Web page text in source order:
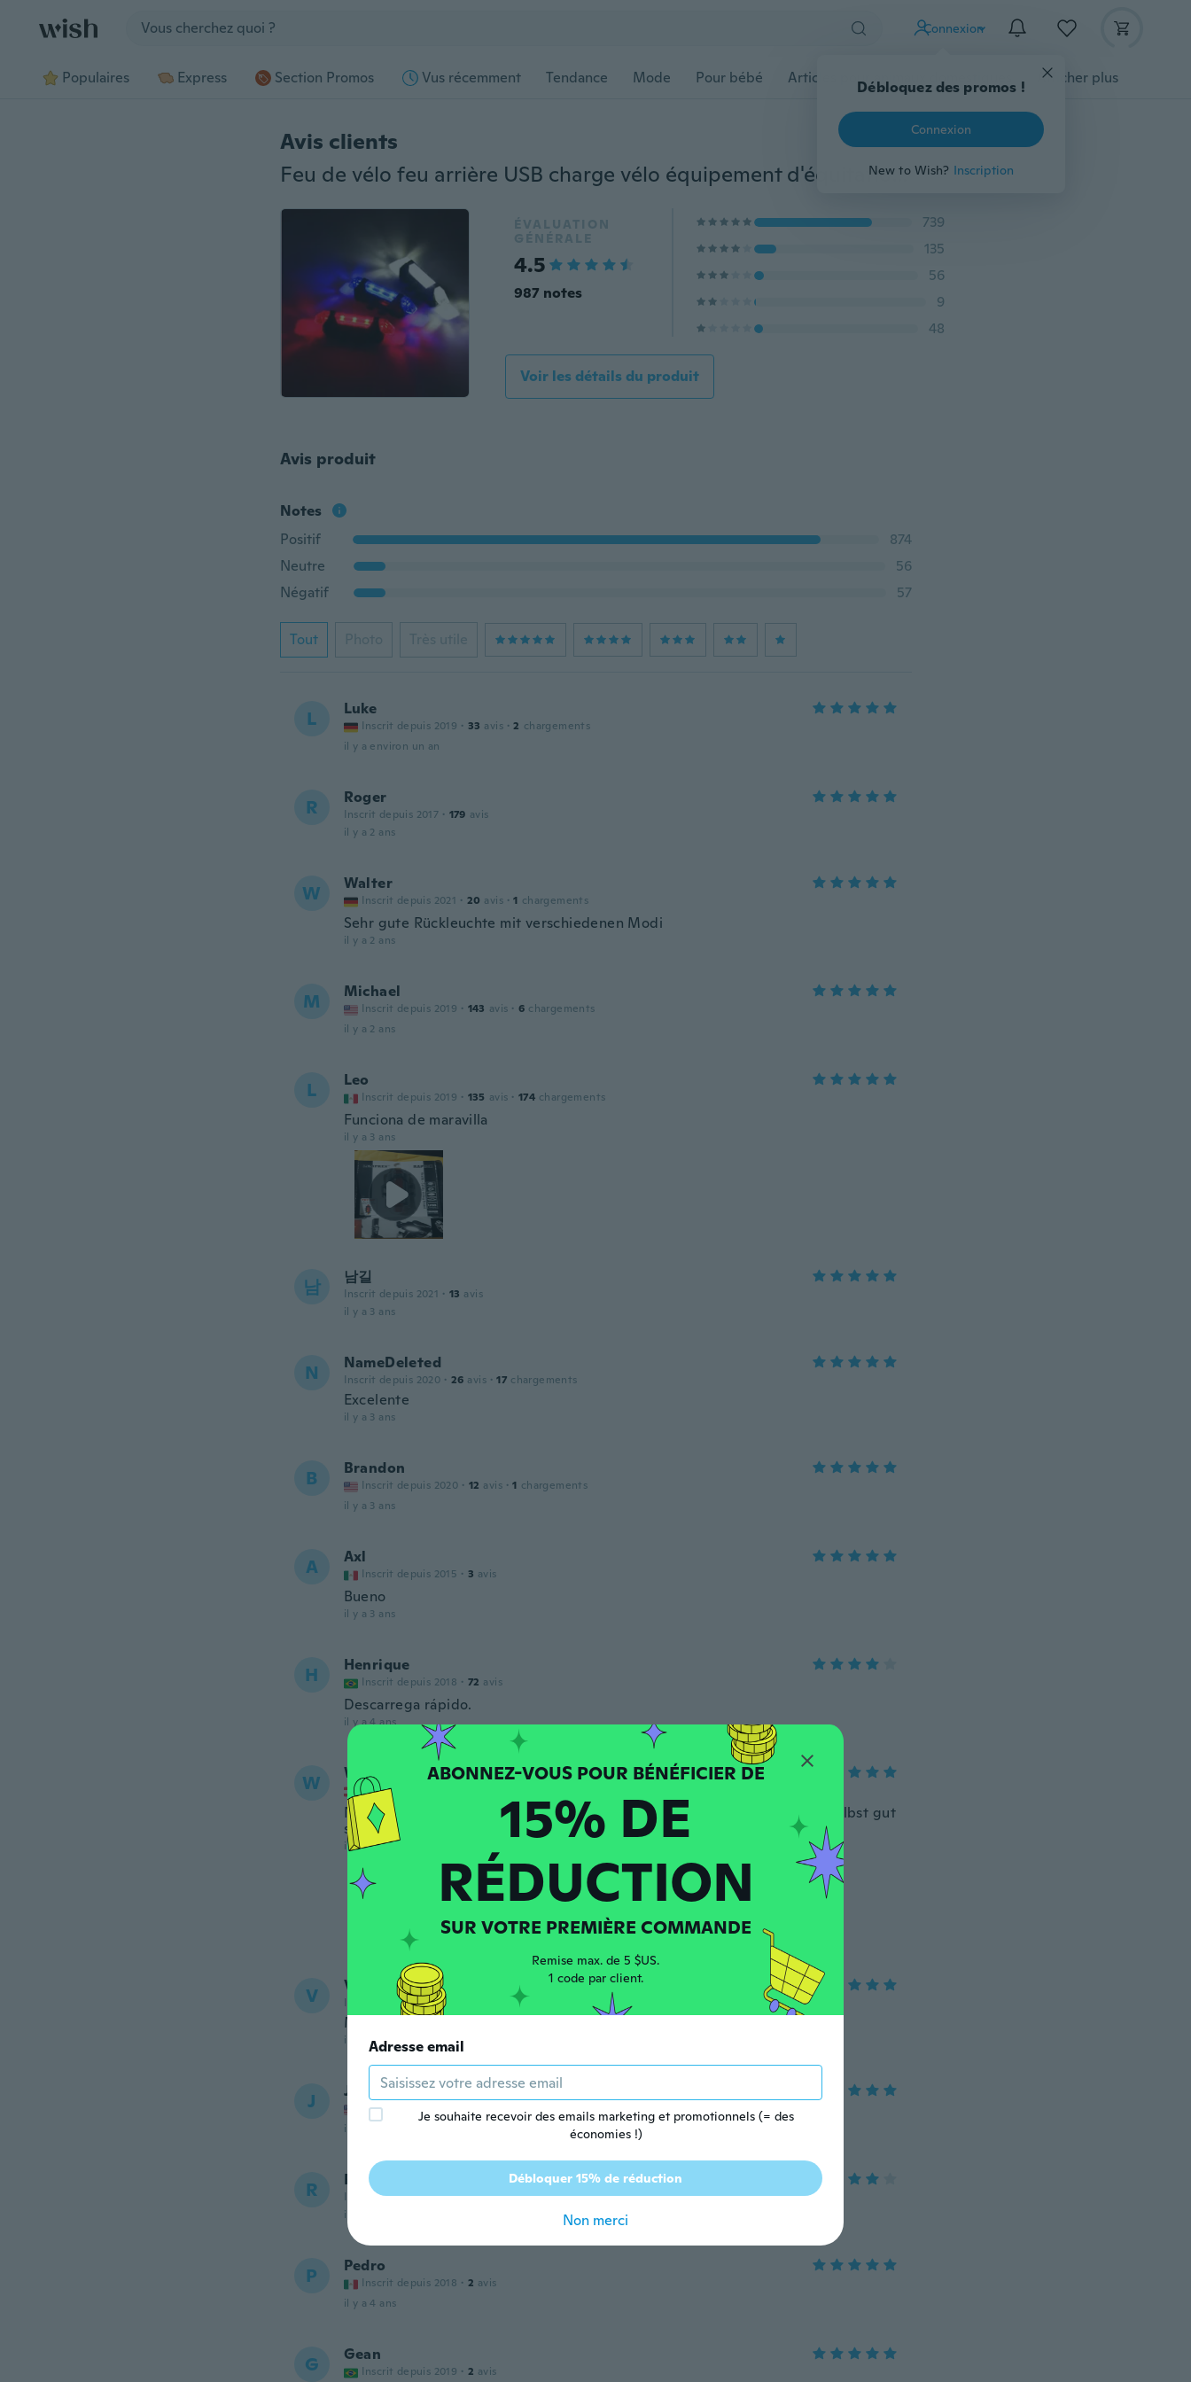
Connexion
Débloquez des promos !
Connexion
New to Wish? Inscription
Populaires Express Section Promos Vus récemment Tendance Mode Pour bébé Articles pour animaux domestiques Afficher plus
Avis clients
Feu de vélo feu arrière USB charge vélo équipement d'équitation accessoires VTT voyant d'avertissement LED feu arrière de vélo
ÉVALUATION
GÉNÉRALE
4.5
987 notes
739
135
56
9
48
Voir les détails du produit
Avis produit
Notes
Positif
874
Neutre
56
Négatif
57
Tout Photo Très utile
L Luke
Inscrit depuis 2019 · 33 avis · 2 chargements
il y a environ un an
R Roger
Inscrit depuis 2017 · 179 avis
il y a 2 ans
W Walter
Inscrit depuis 2021 · 20 avis · 1 chargements
Sehr gute Rückleuchte mit verschiedenen Modi
il y a 2 ans
M Michael
Inscrit depuis 2019 · 143 avis · 6 chargements
il y a 2 ans
L Leo
Inscrit depuis 2019 · 135 avis · 174 chargements
Funciona de maravilla
il y a 3 ans
남 남길
Inscrit depuis 2021 · 13 avis
il y a 3 ans
N NameDeleted
Inscrit depuis 2020 · 26 avis · 17 chargements
Excelente
il y a 3 ans
B Brandon
Inscrit depuis 2020 · 12 avis · 1 chargements
il y a 3 ans
A Axl
Inscrit depuis 2015 · 3 avis
Bueno
il y a 3 ans
H Henrique
Inscrit depuis 2018 · 72 avis
Descarrega rápido.
il y a 4 ans
W Wolfgang
Inscrit depuis 2020
Nutze es um meinen Hund auch in der Nacht zu lokalisieren, bzw. das er selbst gut
sehen kann. 7 verschiedene Lichtmodi und einfache USB Aufladung!
il y a 4 ans
V Victor
Inscrit depuis 2016 · chargements
Muy bueno práctico y larga duración su carga
il y a 4 ans
J Jack
Inscrit depuis 2016
il y a 4 ans
R Ricardo Hernan
Inscrit depuis 2017 · 2 avis
il y a 4 ans
P Pedro
Inscrit depuis 2018 · 2 avis
il y a 4 ans
G Gean
Inscrit depuis 2019 · 2 avis
15% DE
RÉDUCTION
SUR VOTRE PREMIÈRE COMMANDE
Remise max. de 5 $US.
1 code par client.
Adresse email
Je souhaite recevoir des emails marketing et promotionnels (= des
économies !)
Débloquer 15% de réduction
Non merci